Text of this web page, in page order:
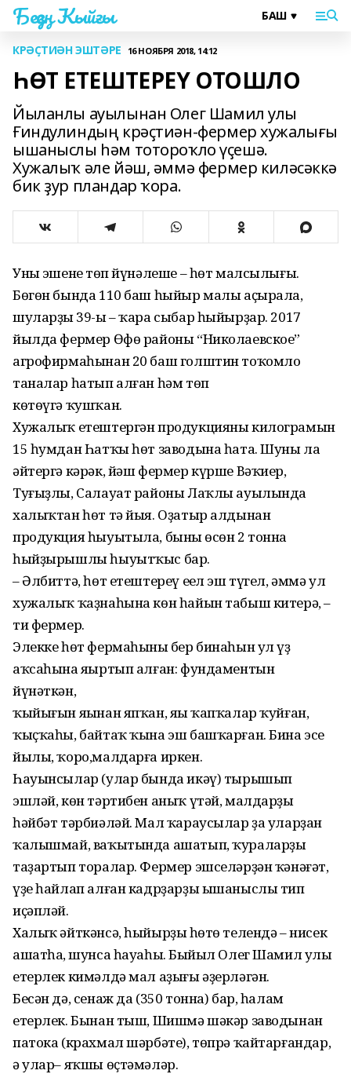
Беҙҙең Ҡыйғы
КРӘҪТИӘН ЭШТӘРЕ 16 НОЯБРЯ 2018, 14:12
ҺӨТ ЕТЕШТЕРЕҮ ОТОШЛО
Йыланлы ауылынан Олег Шамил улы
Ғиндулиндың крәҫтиән-фермер хужалығы
ышаныслы һәм тотороҡло үҫешә.
Хужалыҡ әле йәш, әммә фермер киләсәккә
бик ҙур пландар ҡора.
Уның эшенең төп йүнәлеше – һөт малсылығы.
Бөгөн бында 110 баш һыйыр малы аҫырала,
шуларҙың 39-ы – ҡара сыбар һыйырҙар. 2017
йылда фермер Өфө районы “Николаевское”
агрофирмаһынан 20 баш голштин тоҡомло
таналар һатып алған һәм төп
көтөүгә ҡушҡан.
Хужалыҡ етештергән продукцияны килограмын
15 һумдан Һатҡы һөт заводына һата. Шуны ла
әйтергә кәрәк, йәш фермер күрше Вәҡиер,
Туғыҙлы, Салауат районы Лаҡлы ауылында
халыҡтан һөт тә йыя. Оҙатыр алдынан
продукция һыуытыла, бының өсөн 2 тонна
һыйҙырышлы һыуытҡыс бар.
– Әлбиттә, һөт етештереү еңел эш түгел, әммә ул
хужалыҡ ҡаҙнаһына көн һайын табыш китерә, –
ти фермер.
Элекке һөт фермаһының бер бинаһын ул үҙ
аҡсаһына яңыртып алған: фундаментын
йүнәткән,
ҡыйығын яңынан япҡан, яңы ҡапҡалар ҡуйған,
ҡыҫҡаһы, байтаҡ ҡына эш башҡарған. Бина эсе
йылы, ҡоро,малдарға иркен.
Һауынсылар (улар бында икәү) тырышып
эшләй, көн тәртибен аныҡ үтәй, малдарҙы
һәйбәт тәрбиәләй. Мал ҡараусылар ҙа уларҙан
ҡалышмай, ваҡытында ашатып, ҡураларҙы
таҙартып торалар. Фермер эшселәрҙән ҡәнәғәт,
үҙе һайлап алған кадрҙарҙы ышаныслы тип
иҫәпләй.
Халыҡ әйткәнсә, һыйырҙың һөтө телендә – нисек
ашатһаң, шунса һауаһың. Быйыл Олег Шамил улы
етерлек кимәлдә мал аҙығы әҙерләгән.
Бесән дә, сенаж да (350 тонна) бар, һалам
етерлек. Бынан тыш, Шишмә шәкәр заводынан
патока (крахмал шәрбәте), төпрә ҡайтарғандар,
ә улар– яҡшы өҫтәмәләр.